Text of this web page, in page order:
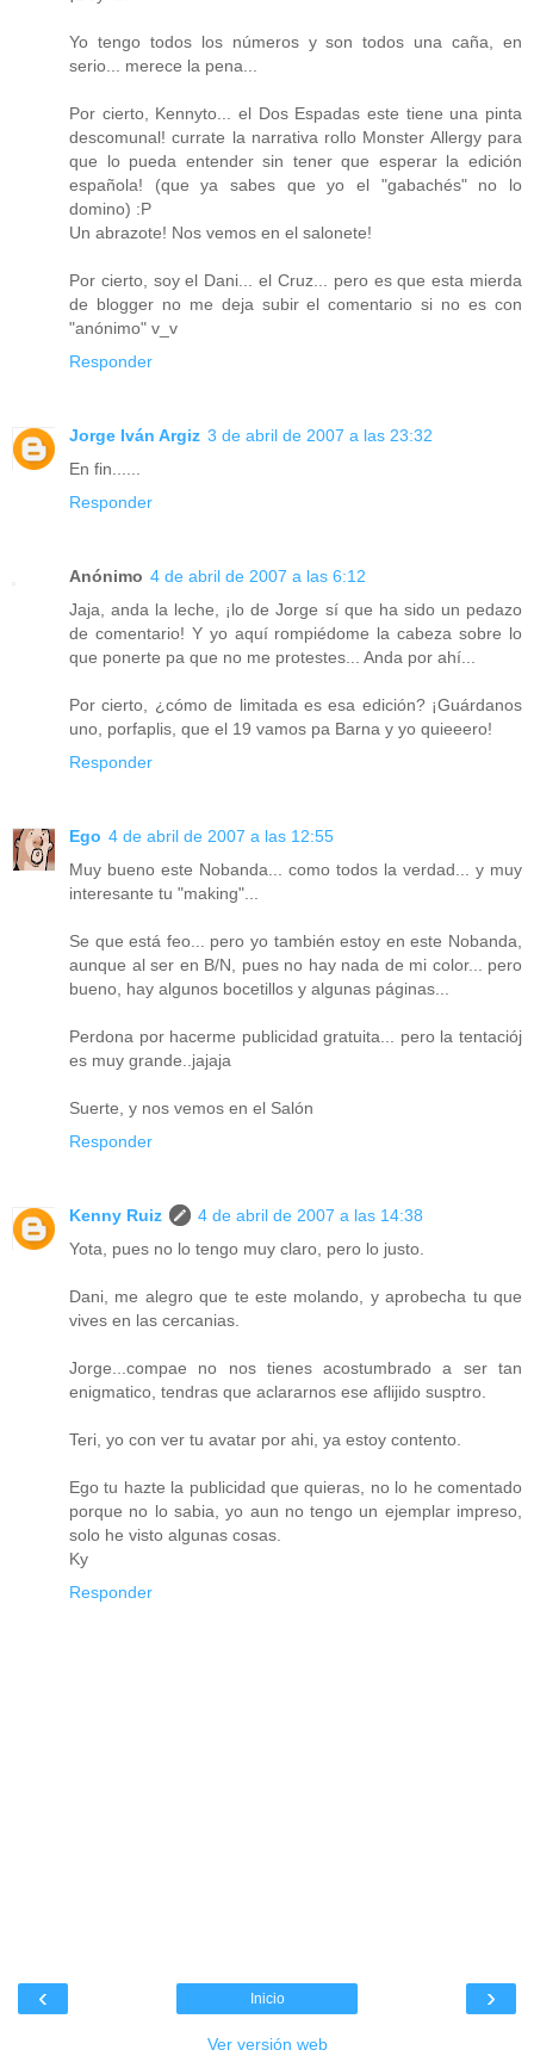
Yo tengo todos los números y son todos una caña, en
serio... merece la pena...
Por cierto, Kennyto... el Dos Espadas este tiene una pinta
descomunal! currate la narrativa rollo Monster Allergy para
que lo pueda entender sin tener que esperar la edición
española! (que ya sabes que yo el "gabachés" no lo
domino) :P
Un abrazote! Nos vemos en el salonete!
Por cierto, soy el Dani... el Cruz... pero es que esta mierda
de blogger no me deja subir el comentario si no es con
"anónimo" v_v
Responder
Jorge Iván Argiz 3 de abril de 2007 a las 23:32
En fin......
Responder
Anónimo 4 de abril de 2007 a las 6:12
Jaja, anda la leche, ¡lo de Jorge sí que ha sido un pedazo
de comentario! Y yo aquí rompiédome la cabeza sobre lo
que ponerte pa que no me protestes... Anda por ahí...
Por cierto, ¿cómo de limitada es esa edición? ¡Guárdanos
uno, porfaplis, que el 19 vamos pa Barna y yo quieeero!
Responder
Ego 4 de abril de 2007 a las 12:55
Muy bueno este Nobanda... como todos la verdad... y muy
interesante tu "making"...
Se que está feo... pero yo también estoy en este Nobanda,
aunque al ser en B/N, pues no hay nada de mi color... pero
bueno, hay algunos bocetillos y algunas páginas...
Perdona por hacerme publicidad gratuita... pero la tentaciój
es muy grande..jajaja
Suerte, y nos vemos en el Salón
Responder
Kenny Ruiz
4 de abril de 2007 a las 14:38
Yota, pues no lo tengo muy claro, pero lo justo.
Dani, me alegro que te este molando, y aprobecha tu que
vives en las cercanias.
Jorge...compae no nos tienes acostumbrado a ser tan
enigmatico, tendras que aclararnos ese aflijido susptro.
Teri, yo con ver tu avatar por ahi, ya estoy contento.
Ego tu hazte la publicidad que quieras, no lo he comentado
porque no lo sabia, yo aun no tengo un ejemplar impreso,
solo he visto algunas cosas.
Ky
Responder
‹ ›
Inicio
Ver versión web